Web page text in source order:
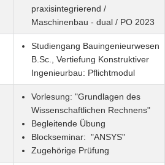
praxisintegrierend /
Maschinenbau - dual / PO 2023
Studiengang Bauingenieurwesen
B.Sc., Vertiefung Konstruktiver
Ingenieurbau: Pflichtmodul
Vorlesung: "Grundlagen des
Wissenschaftlichen Rechnens"
Begleitende Übung
Blockseminar: "ANSYS"
Zugehörige Prüfung